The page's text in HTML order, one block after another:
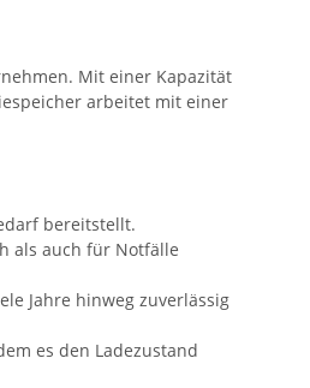
Mit einer Kapazität
arbeitet mit einer
bereitstellt.
als auch für Notfälle
Jahre hinweg zuverlässig
es den Ladezustand